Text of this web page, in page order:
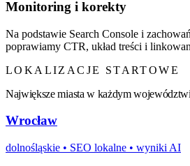
Monitoring i korekty
Na podstawie Search Console i
poprawiamy CTR, układ treści i
LOKALIZACJE STARTOWE
Największe miasta w każdym
Wrocław
dolnośląskie • SEO lokalne • wyniki AI